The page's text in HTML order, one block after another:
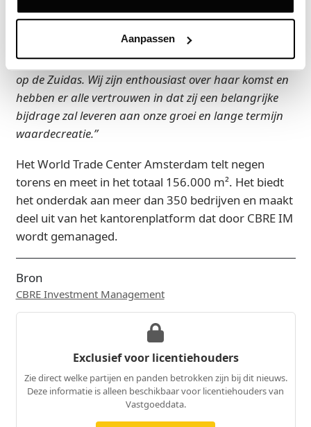
Aanpassen
cross-sector business hub. Samen met Femke Weller,
General Manager WTC Amsterdam, zal zij een
sleutelrol vervullen in het versterken van onze positie
op de Zuidas. Wij zijn enthousiast over haar komst en
hebben er alle vertrouwen in dat zij een belangrijke
bijdrage zal leveren aan onze groei en lange termijn
waardecreatie.”
Het World Trade Center Amsterdam telt negen
torens en meet in het totaal 156.000 m². Het biedt
het onderdak aan meer dan 350 bedrijven en maakt
deel uit van het kantorenplatform dat door CBRE IM
wordt gemanaged.
Bron
CBRE Investment Management
Exclusief voor licentiehouders
Zie direct welke partijen en panden betrokken zijn bij dit nieuws.
Deze informatie is alleen beschikbaar voor licentiehouders van
Vastgoeddata.